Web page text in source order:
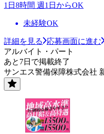
1日8時間 週1日からOK
未経験OK
詳細を見る
応募画面に進む
アルバイト・パート
あと7日で掲載終了
サンエス警備保障株式会社